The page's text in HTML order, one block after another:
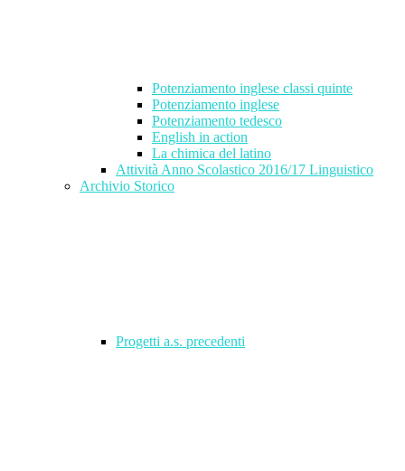
Potenziamento inglese classi quinte
Potenziamento inglese
Potenziamento tedesco
English in action
La chimica del latino
Attività Anno Scolastico 2016/17 Linguistico
Archivio Storico
Progetti a.s. precedenti